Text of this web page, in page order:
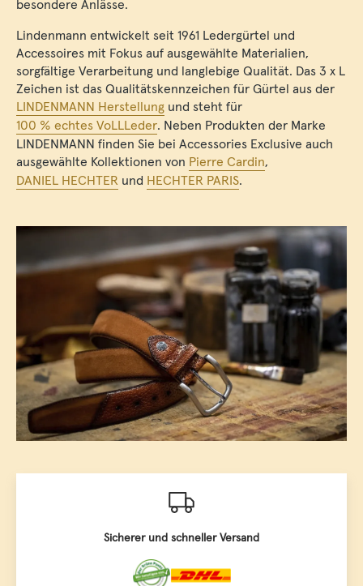
besondere Anlässe.
Lindenmann entwickelt seit 1961 Ledergürtel und
Accessoires mit Fokus auf ausgewählte Materialien,
sorgfältige Verarbeitung und langlebige Qualität. Das 3 x L
Zeichen ist das Qualitätskennzeichen für Gürtel aus der
LINDENMANN Herstellung und steht für
100 % echtes VoLLLeder. Neben Produkten der Marke
LINDENMANN finden Sie bei Accessories Exclusive auch
ausgewählte Kollektionen von Pierre Cardin,
DANIEL HECHTER und HECHTER PARIS.
Sicherer und schneller Versand